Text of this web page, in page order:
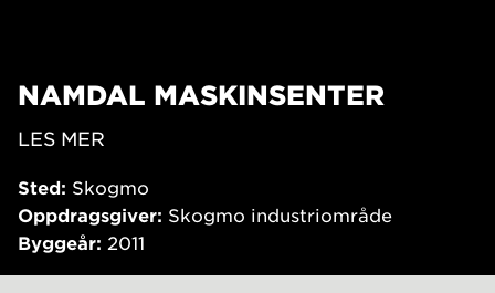
NAMDAL MASKINSENTER
LES MER
Sted: Skogmo
Oppdragsgiver: Skogmo industriområde
Byggeår: 2011